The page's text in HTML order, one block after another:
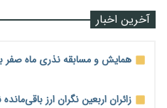
آخرین اخبار
همایش و مسابقه نذری ماه صفر
زائران اربعین نگران ارز